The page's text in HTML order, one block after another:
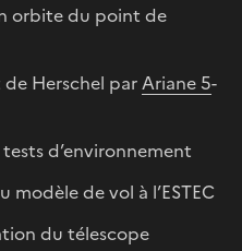
orbite du point de
Herschel parAriane 5-
d’environnement
modèle de vol à l’ESTEC
du télescope